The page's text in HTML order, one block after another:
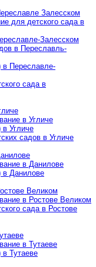
Залесском
для детского сада в
Залесском
в Переславль-
Переславле-
сада в
в Угличе
Угличе
садов в Угличе
в Данилове
Данилове
Великом
в Ростове Великом
сада в Ростове
в Тутаеве
Тутаеве